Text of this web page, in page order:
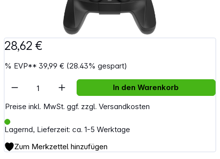
28,62 €
% EVP**39,99 € (28.43% gespart)
Preise inkl. MwSt. ggf. zzgl. Versandkosten
Lagernd, Lieferzeit: ca. 1-5 Werktage
Artikel Anzahl: Gib den gewünschten
In den Warenkorb
Zum Merkzettel hinzufügen